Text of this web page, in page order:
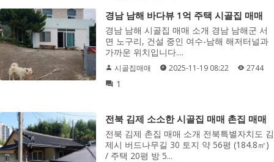
경남 남해 바다뷰 1억 주택 시골집 매매
경남 남해 시골집 매매 소개 경남 남해군 서
면 노구리, 건설 중인 여수-남해 해저터널과
가까운 위치입니다....
시골집매매 2025-11-19 08:22 2744
1
전북 김제 소소한 시골집 매매 촌집 매매
전북 김제 촌집 매매 소개 전북특별자치도 김
제시 버드나무길 30 토지 약 56평 (184.8㎡)
/ 주택 20평 방 5...